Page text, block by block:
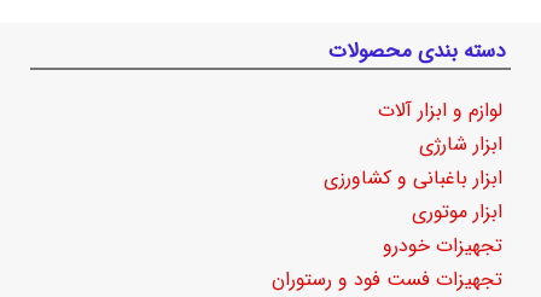
دسته بندی محصولات
لوازم و ابزار آلات
ابزار شارژی
ابزار باغبانی و کشاورزی
ابزار موتوری
تجهیزات خودرو
تجهیزات فست فود و رستوران